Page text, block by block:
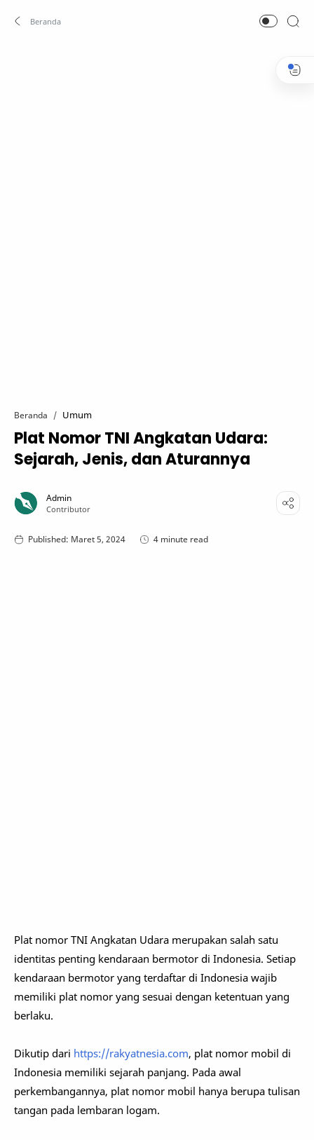
Beranda Umum
Plat Nomor TNI Angkatan Udara:
Sejarah, Jenis, dan Aturannya
4 minute read
Plat nomor TNI Angkatan Udara merupakan salah satu
identitas penting kendaraan bermotor di Indonesia. Setiap
kendaraan bermotor yang terdaftar di Indonesia wajib
memiliki plat nomor yang sesuai dengan ketentuan yang
berlaku.
Dikutip dari https://rakyatnesia.com, plat nomor mobil di
Indonesia memiliki sejarah panjang. Pada awal
perkembangannya, plat nomor mobil hanya berupa tulisan
tangan pada lembaran logam.